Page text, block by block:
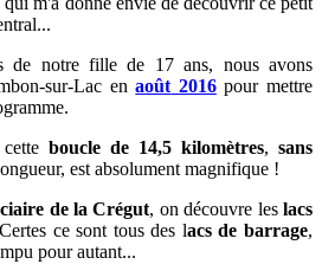
de notre fille de 17 ans, nous avons
sur-Lac enaoût2016 pour mettre
boucle de 14,5 kilomètres, sans
est absolument magnifique !
de la Crégut, on découvre leslacs
Certes ce sont tous des lacs de barrage,
pour autant...